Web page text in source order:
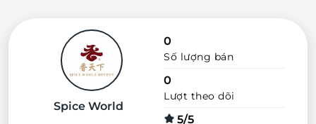
Spice World
0
Số lượng bán
0
Lượt theo dõi
5/5